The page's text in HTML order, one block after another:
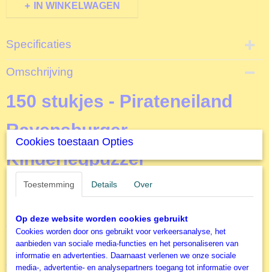
IN WINKELWAGEN
Specificaties
Productcode
R133499
EAN code
4005556133499
Ravensburger
Formaat gelegde puzzel
49x36 cm
Omschrijving
150 stukjes - Pirateneiland
Ravensburger
Kinderlegpuzzel
Kinderen vanaf 8 jaar zullen genieten van de Op Safari!
puzzel met 200 stukjes.
Ontsnap uit de realiteit en stap in de wereld van
Ravensburger puzzels. Tijdens het puzzelen ontdekken
kinderen hun grootse vaardigheden. De puzzelstukken zijn
eenvoudiger te leggen. Het resultaat is een kunstwerk op
Cookies toestaan Opties
Toestemming Details Over
Op deze website worden cookies gebruikt
Cookies worden door ons gebruikt voor verkeersanalyse, het
aanbieden van sociale media-functies en het personaliseren van
informatie en advertenties. Daarnaast verlenen we onze sociale
media-, advertentie- en analysepartners toegang tot informatie over